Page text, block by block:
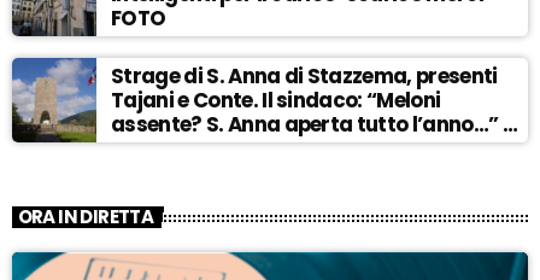
FOTO
Strage di S. Anna di Stazzema, presenti
Tajani e Conte. Il sindaco: “Meloni
assente? S. Anna aperta tutto l’anno…” –
ASCOLTA
ORA IN DIRETTA